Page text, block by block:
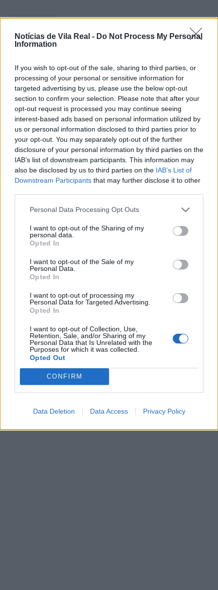
Notícias de Vila Real - Do Not Process My Personal
Information
If you wish to opt-out of the sale, sharing to third parties, or
processing of your personal or sensitive information for
targeted advertising by us, please use the below opt-out
section to confirm your selection. Please note that after your
opt-out request is processed you may continue seeing
interest-based ads based on personal information utilized by
us or personal information disclosed to third parties prior to
your opt-out. You may separately opt-out of the further
disclosure of your personal information by third parties on the
IAB’s list of downstream participants. This information may
also be disclosed by us to third parties on the IAB’s List of
Downstream Participants that may further disclose it to other
Personal Data Processing Opt Outs
I want to opt-out of the Sharing of my
personal data.
Opted In
I want to opt-out of the Sale of my
Personal Data.
Opted In
I want to opt-out of processing my
Personal Data for Targeted Advertising.
Opted In
I want to opt-out of Collection, Use,
Retention, Sale, and/or Sharing of my
Personal Data that Is Unrelated with the
Purposes for which it was collected.
Opted Out
CONFIRM
Data Deletion Data Access Privacy Policy
acesso ao Ensino Superior após
reunião com...
6 de Agosto, 2026
Segurança e proteção civil em
destaque na reunião entre Governo
e...
6 de Agosto, 2026
GNR apreende quatro armas em
investigação por violência doméstica
em Vila...
5 de Agosto, 2026
Siga-nos no Instagram@noticiasdevilareal